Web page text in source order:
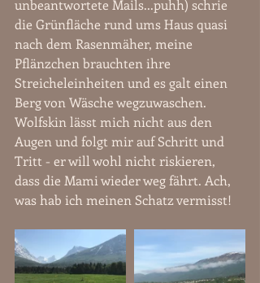
unbeantwortete Mails...puhh) schrie
die Grünfläche rund ums Haus quasi
nach dem Rasenmäher, meine
Pflänzchen brauchten ihre
Streicheleinheiten und es galt einen
Berg von Wäsche wegzuwaschen.
Wolfskin lässt mich nicht aus den
Augen und folgt mir auf Schritt und
Tritt - er will wohl nicht riskieren,
dass die Mami wieder weg fährt. Ach,
was hab ich meinen Schatz vermisst!